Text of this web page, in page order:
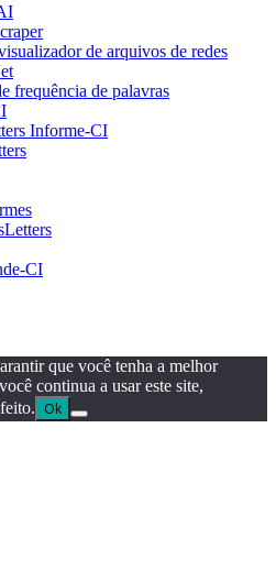
de arquivos de redes
frequência de palavras
Informe-CI
CI
que você tenha a melhor
continua a usar este site,
Ok